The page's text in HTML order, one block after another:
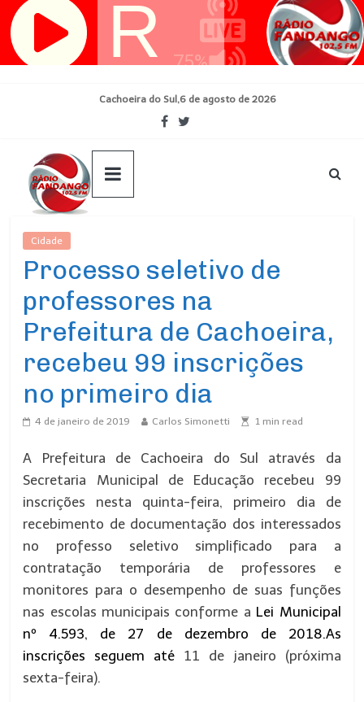
Pular
para
Cachoeira do Sul,6 de agosto de 2026
Cidade
Processo seletivo de
professores na
Prefeitura de Cachoeira,
recebeu 99 inscrições
no primeiro dia
4 de janeiro de 2019 Carlos Simonetti 1 min read
A Prefeitura de Cachoeira do Sul através da
Secretaria Municipal de Educação recebeu 99
inscrições nesta quinta-feira, primeiro dia de
recebimento de documentação dos interessados
no professo seletivo simplificado para a
contratação temporária de professores e
monitores para o desempenho de suas funções
nas escolas municipais conforme a Lei Municipal
nº 4.593,
de 27 de dezembro de 2018.As
inscrições seguem até 11 de janeiro (próxima
sexta-feira).